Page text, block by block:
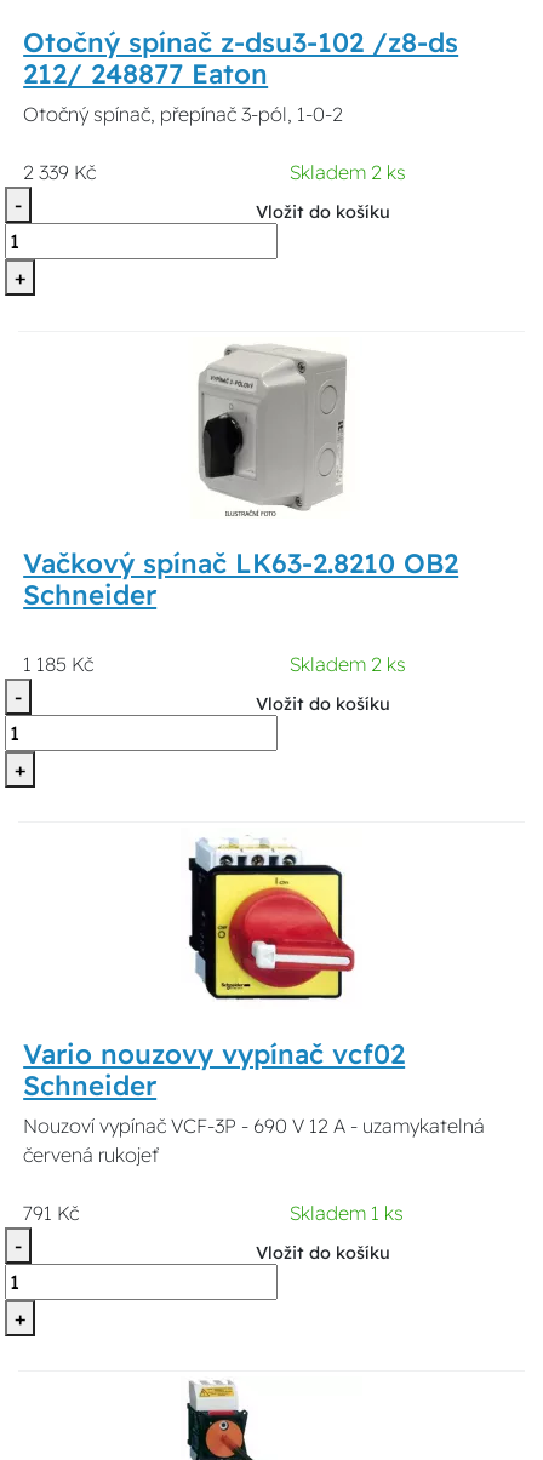
Otočný spínač z-dsu3-102 /z8-ds
212/ 248877 Eaton
Otočný spínač, přepínač 3-pól, 1-0-2
2 339 Kč
Skladem 2 ks
-
+
Vložit do košíku
Vačkový spínač LK63-2.8210 OB2
Schneider
1 185 Kč
Skladem 2 ks
-
+
Vložit do košíku
Vario nouzovy vypínač vcf02
Schneider
Nouzoví vypínač VCF-3P - 690 V 12 A - uzamykatelná
červená rukojeť
791 Kč
Skladem 1 ks
-
+
Vložit do košíku